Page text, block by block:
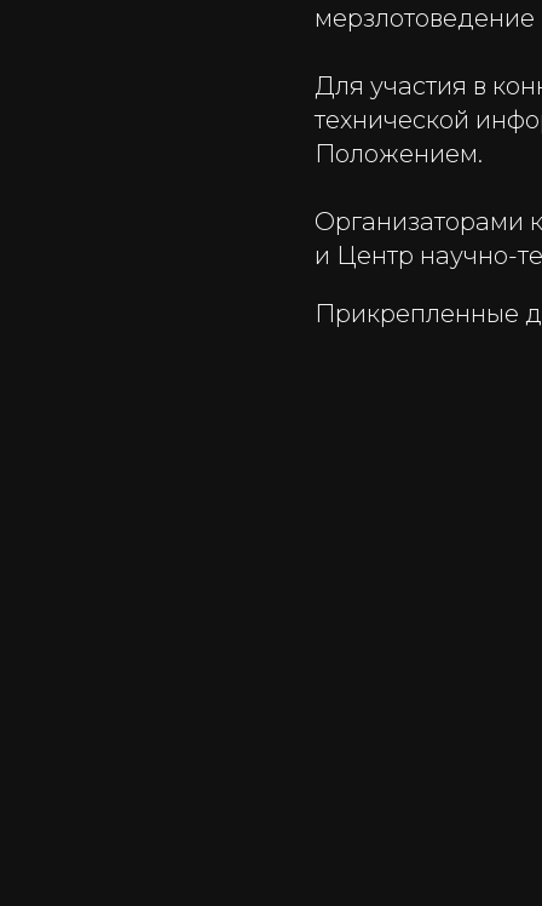
Для участия в
технической
Положением.
Организаторами
и Центр научно-
Прикрепленные